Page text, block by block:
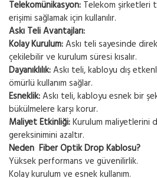
Telekomünikasyon: Telekom şirketleri
erişimi sağlamak için kullanılır.
Askı Teli Avantajları:
Kolay Kurulum:Askı teli sayesinde
çekilebilir ve kurulum süresi kısalır.
Dayanıklılık:Askı teli, kabloyu dış
ömürlü kullanım sağlar.
Esneklik:Askı teli, kabloyu esnek bir
bükülmelere karşı korur.
Maliyet Etkinliği:Kurulum maliyetlerini
gereksinimini azaltır.
Neden Fiber Optik Drop Kablosu?
Yüksek performans ve güvenilirlik.
Kolay kurulum ve esnek kullanım.